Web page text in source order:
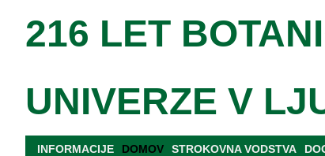
216 LET
UNIVERZE V
INFORMACIJE DOMOV STROKOVNA VODSTVA